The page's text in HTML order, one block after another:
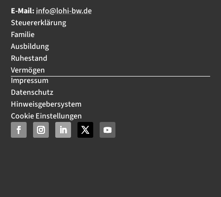
E-Mail: info@lohi-bw.de
Steuererklärung
Familie
Ausbildung
Ruhestand
Vermögen
Impressum
Datenschutz
Hinweisgebersystem
Cookie Einstellungen